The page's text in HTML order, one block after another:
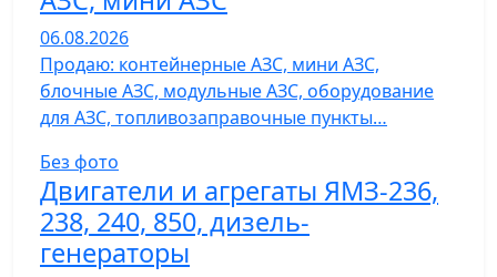
06.08.2026
Продаю: контейнерные АЗС, мини АЗС,
блочные АЗС, модульные АЗС, оборудование
для АЗС, топливозаправочные пункты…
Без фото
Двигатели и агрегаты ЯМЗ-236,
238, 240, 850, дизель-
генераторы